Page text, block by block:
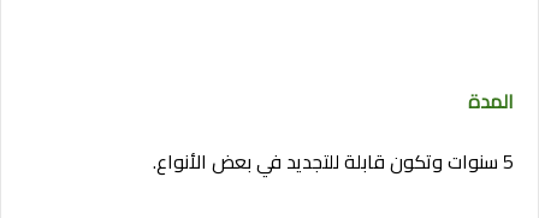
المدة
5 سنوات وتكون قابلة للتجديد في بعض الأنواع.